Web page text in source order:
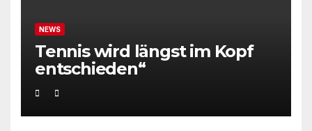
NEWS
Tennis wird längst im Kopf
entschieden“